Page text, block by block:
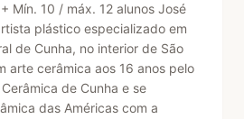
Mín. 10 / máx. 12 alunos José
plástico especializado em
de Cunha, no interior de São
arte cerâmica aos 16 anos pelo
de Cunha e se
das Américas com a